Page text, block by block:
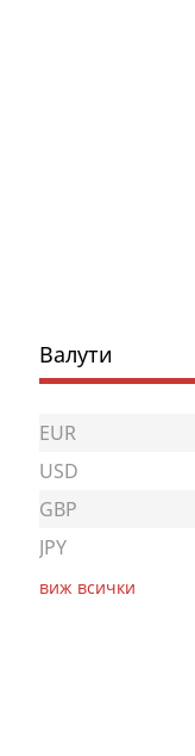
Валути
EUR
USD
GBP
JPY
виж всички